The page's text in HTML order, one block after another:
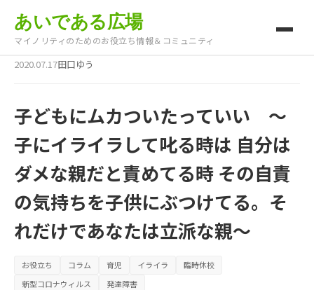
あいである広場
マイノリティのためのお役立ち情報＆コミュニティ
2020.07.17田口ゆう
子どもにムカついたっていい ～
子にイライラして叱る時は 自分は
ダメな親だと責めてる時 その自責
の気持ちを子供にぶつけてる。そ
れだけであなたは立派な親～
お役立ち コラム 育児 イライラ
臨時休校
新型コロナウィルス
発達障害